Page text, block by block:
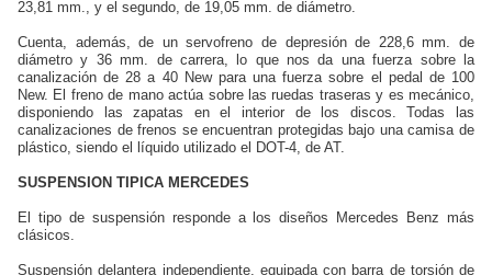
23,81 mm., y el segundo, de 19,05 mm. de diámetro.
Cuenta, además, de un servofreno de depresión de 228,6 mm. de
diámetro y 36 mm. de carrera, lo que nos da una fuerza sobre la
canalización de 28 a 40 New para una fuerza sobre el pedal de 100
New. El freno de mano actúa sobre las ruedas traseras y es mecánico,
disponiendo las zapatas en el interior de los discos. Todas las
canalizaciones de frenos se encuentran protegidas bajo una camisa de
plástico, siendo el líquido utilizado el DOT-4, de AT.
SUSPENSION TIPICA MERCEDES
El tipo de suspensión responde a los diseños Mercedes Benz más
clásicos.
Suspensión delantera independiente, equipada con barra de torsión de